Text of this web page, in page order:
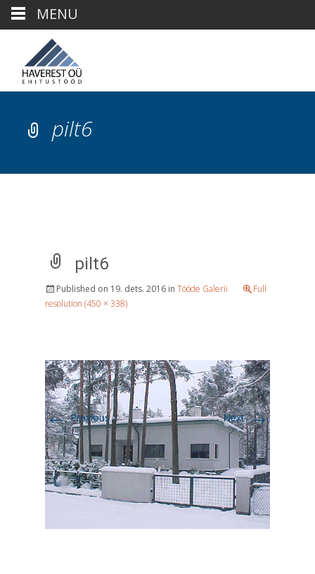
pilt6
pilt6
Published on 19. dets. 2016 in Tööde Galerii
Full
resolution (450 × 338)
←Previous Next→
MENU